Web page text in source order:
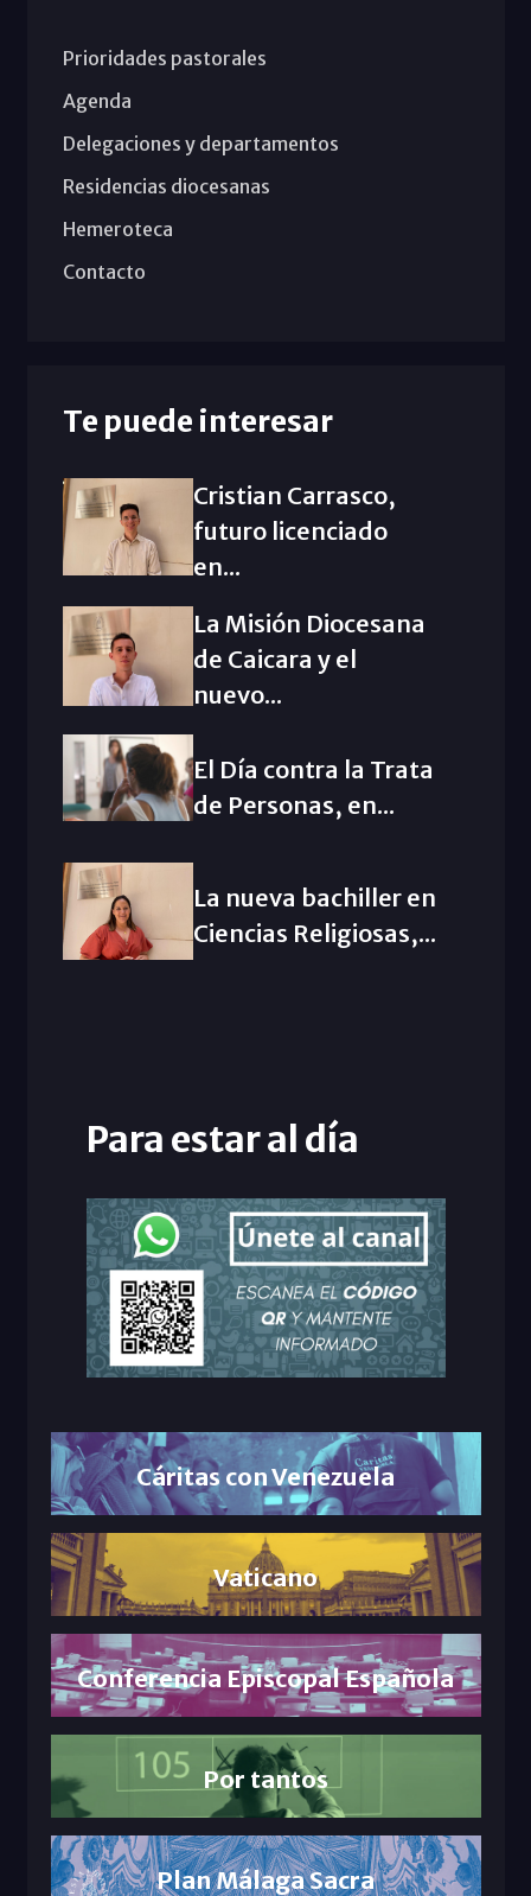
Prioridades pastorales
Agenda
Delegaciones y departamentos
Residencias diocesanas
Hemeroteca
Contacto
Te puede interesar
Cristian Carrasco,
futuro licenciado
en...
La Misión Diocesana
de Caicara y el
nuevo...
El Día contra la Trata
de Personas, en...
La nueva bachiller en
Ciencias Religiosas,...
Para estar al día
Cáritas con Venezuela
Vaticano
Conferencia Episcopal Española
Por tantos
Plan Málaga Sacra